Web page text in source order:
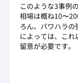
このような3事例
相場は概ね10〜
ろん、パワハラ
によっては、こ
留意が必要です。